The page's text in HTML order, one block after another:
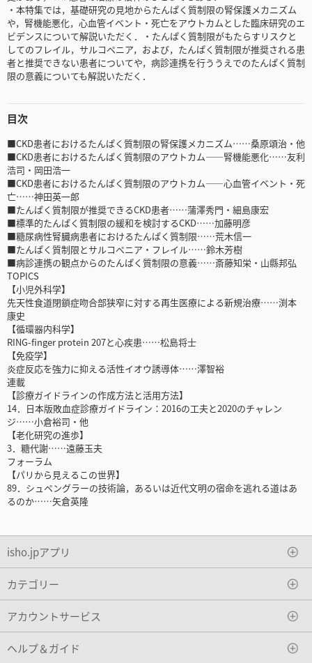
・本特集では，基礎研究の見地からたんぱく質制限の腎保護メカニズム
や，腎機能悪化，心血管イベント・死亡をアウトカムとした臨床研究のエ
ビデンスについて解説いただく．・たんぱく質制限がもたらすリスクと
してのフレイル，サルコペニア，および，たんぱく質制限が推奨される患
者と推奨できない患者についてや，病診連携を行ううえでのたんぱく質制
限の意義についても解説いただく．
目次
■CKD患者におけるたんぱく質制限の腎保護メカニズム……桑原頌治・他
■CKD患者におけるたんぱく質制限のアウトカム――腎機能悪化……友利
浩司・岡田浩一
■CKD患者におけるたんぱく質制限のアウトカム――心血管イベント・死
亡……神田英一郎
■たんぱく質制限が推奨できるCKD患者……蒲澤秀門・細島康宏
■標準的たんぱく質制限の緩和を検討するCKD……加藤明彦
■糖尿病性腎臓病患者におけるたんぱく質制限……荒木信一
■たんぱく質制限とサルコペニア・フレイル……鈴木芳樹
■病診連携の観点からのたんぱく質制限の意義……斎藤知栄・山縣邦弘
TOPICS
【小児外科学】
先天性食道閉鎖症吻合部狭窄に対する再生医療による新規治療……渕本
康史
【循環器内科学】
RING-finger protein 207と心疾患……松島将士
【免疫学】
炎症反応を強力に抑える活性イオウ誘導体……澤智裕
連載
【診療ガイドラインの作成方法と活用方法】
14．日本版敗血症診療ガイドライン：2016の工夫と2020のチャレン
ジ……小倉裕司・他
【老化研究の進歩】
3．糖代謝……遠藤玉夫
フォーラム
【パリから見えるこの世界】
89．シュペングラーの技術論，あるいは近代文明の宿命を逃れる道はあ
るのか……矢倉英隆
isho.jpアプリ
カテゴリー
アカウントサービス
ヘルプ＆ガイド